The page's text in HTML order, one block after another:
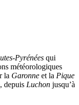
Pyrénées qui
météorologiques
la Garonne et la Pique
depuis Luchon jusqu’à